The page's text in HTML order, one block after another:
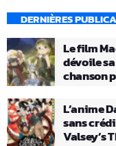
DERNIÈRES
Le film
dévoile
chanson
L’anime
sans
Valsey’s